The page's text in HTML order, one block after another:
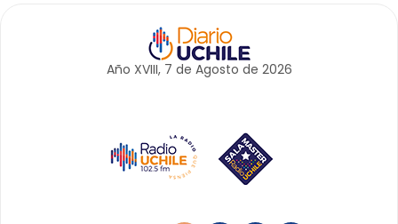
Año XVIII, 7 de Agosto de 2026